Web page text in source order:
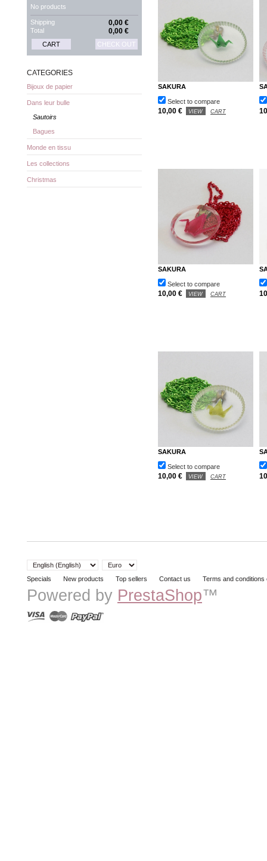
SAKURA
Select to compare
10,00 € VIEW CART
SAKURA
Select to compare
10,00 € VIEW CART
SAKURA
Select to compare
10,00 € VIEW CART
No products
Shipping 0,00 €
Total 0,00 €
CART CHECK OUT
CATEGORIES
Bijoux de papier
Dans leur bulle
Sautoirs
Bagues
Monde en tissu
Les collections
Christmas
Specials New products Top sellers Contact us Terms and conditions
Powered by PrestaShop™